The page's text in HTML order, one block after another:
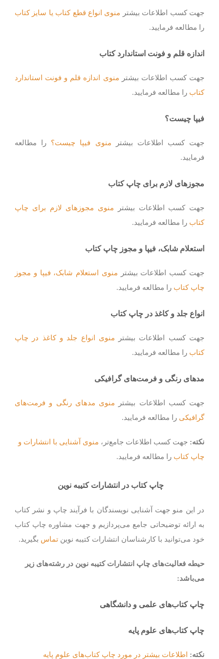
جهت کسب اطلاعات بیشتر منوی انواع قطع کتاب یا سایز کتاب
را مطالعه فرمایید.
اندازه قلم و فونت استاندارد کتاب
جهت کسب اطلاعات بیشتر منوی اندازه قلم و فونت استاندارد
کتاب را مطالعه فرمایید.
فیپا چیست؟
جهت کسب اطلاعات بیشتر منوی فیپا چیست؟ را مطالعه
فرمایید.
مجوزهای لازم برای چاپ کتاب
جهت کسب اطلاعات بیشتر منوی مجوزهای لازم برای چاپ
کتاب را مطالعه فرمایید.
استعلام شابک، فیپا و مجوز چاپ کتاب
جهت کسب اطلاعات بیشتر منوی استعلام شابک، فیپا و مجوز
چاپ کتاب را مطالعه فرمایید.
انواع جلد و کاغذ در چاپ کتاب
جهت کسب اطلاعات بیشتر منوی انواع جلد و کاغذ در چاپ
کتاب را مطالعه فرمایید.
مدهای رنگی و فرمت‌های گرافیکی
جهت کسب اطلاعات بیشتر منوی مدهای رنگی و فرمت‌های
گرافیکی را مطالعه فرمایید.
نکته: جهت کسب اطلاعات جامع‌تر، منوی آشنایی با انتشارات و
چاپ کتاب را مطالعه فرمایید.
چاپ کتاب در انتشارات کتیبه نوین
در این منو جهت آشنایی نویسندگان با فرآیند چاپ و نشر کتاب
به ارائه توضیحاتی جامع می‌پردازیم و جهت مشاوره چاپ کتاب
خود می‌توانید با کارشناسان انتشارات کتیبه نوین تماس بگیرید.
حیطه فعالیت‌های چاپ انتشارات کتیبه نوین در رشته‌های زیر
می‌باشد:
چاپ کتاب‌های علمی و دانشگاهی
چاپ کتاب‌های علوم پایه
نکته: اطلاعات بیشتر در مورد چاپ کتاب‌های علوم پایه